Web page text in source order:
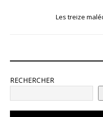
Les treize
RECHERCHER